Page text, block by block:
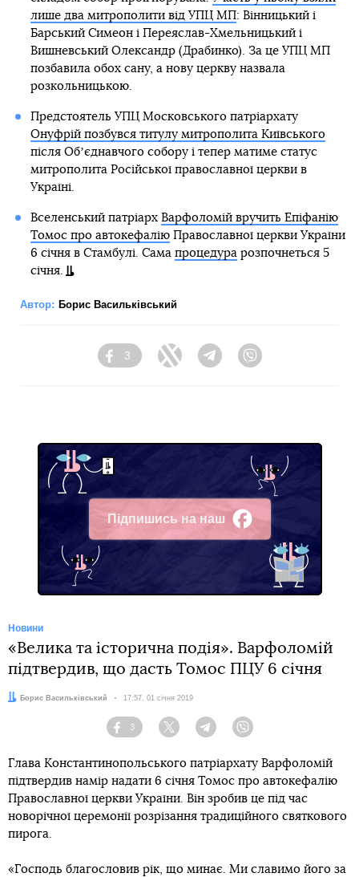
лише два митрополити від УПЦ МП: Вінницький і
Барський Симеон і Переяслав-Хмельницький і
Вишневський Олександр (Драбинко). За це УПЦ МП
позбавила обох сану, а нову церкву назвала
розкольницькою.
Предстоятель УПЦ Московського патріархату
Онуфрій позбувся титулу митрополита Київського
після Обʼєднавчого собору і тепер матиме статус
митрополита Російської православної церкви в
Україні.
Вселенський патріарх Варфоломій вручить Епіфанію
Томос про автокефаліюПравославної церкви України
6 січня в Стамбулі. Сама процедурарозпочнеться 5
січня.
Автор: Борис Васильківський
Facebook
3
Twitter TelegramViber
Підпишись на наш
Facebook
Новини
«Велика та історична подія». Варфоломій
підтвердив, що дасть Томос ПЦУ 6 січня
Автор:Борис Васильківський Дата:
17:57, 01 січня 2019
Facebook
3
Twitter TelegramViber
Глава Константинопольського патріархату Варфоломій
підтвердив намір надати 6 січня Томос про автокефалію
Православної церкви України. Він зробив це під час
новорічної церемонії розрізання традиційного святкового
пирога.
«Господь благословив рік, що минає. Ми славимо його за